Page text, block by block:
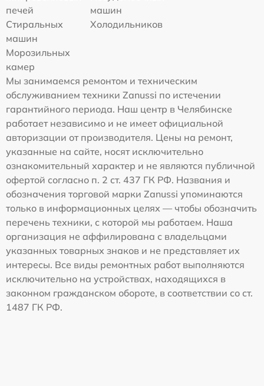
печей
машин
Стиральных
машин
Холодильников
Морозильных
камер
Мы занимаемся ремонтом и техническим
обслуживанием техники Zanussi по истечении
гарантийного периода. Наш центр в Челябинске
работает независимо и не имеет официальной
авторизации от производителя. Цены на ремонт,
указанные на сайте, носят исключительно
ознакомительный характер и не являются публичной
офертой согласно п. 2 ст. 437 ГК РФ. Названия и
обозначения торговой марки Zanussi упоминаются
только в информационных целях — чтобы обозначить
перечень техники, с которой мы работаем. Наша
организация не аффилирована с владельцами
указанных товарных знаков и не представляет их
интересы. Все виды ремонтных работ выполняются
исключительно на устройствах, находящихся в
законном гражданском обороте, в соответствии со ст.
1487 ГК РФ.